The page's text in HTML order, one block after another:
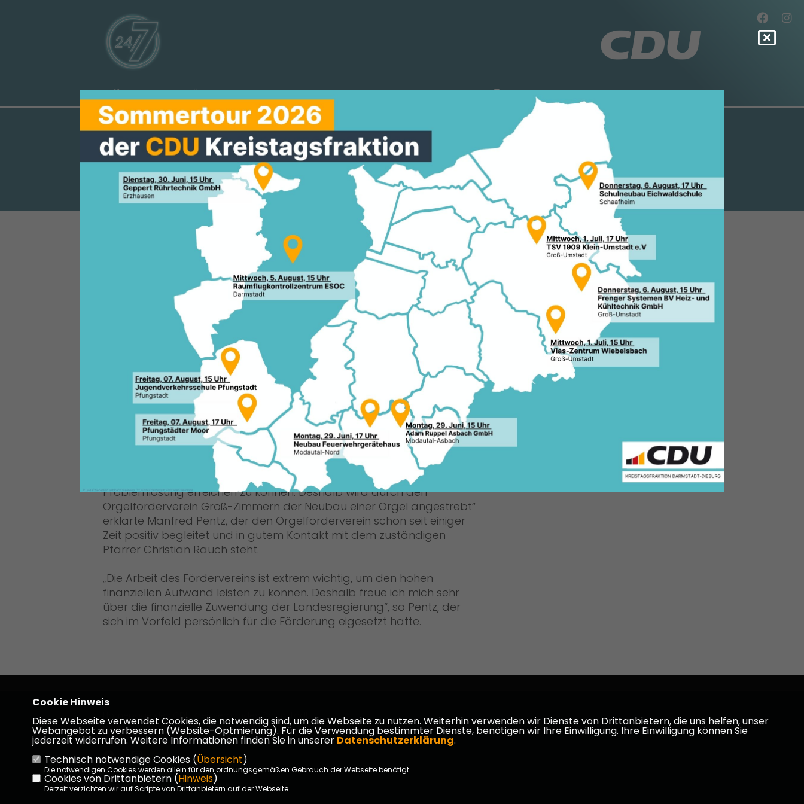
Aktuelles Über uns Vereinigungen Arbeitskreise Mitmachen
MANFRED PENTZ: "ORGELFÖRDERVEREIN ST.
BATHOLOMÄUS ERHÄLT 500 EURO"
Über eine Landeszuwendung in Höhe von 500 Euro zur allgemeinen
Vereinsförderung darf sich der Orgelförderverein St. Bartholomäus
e.V. in Groß-Zimmern freuen“, informierte jetzt der örtliche CDU-
Landtagsabgeordnete Manfred Pentz.
Die Orgel in der Pfarrgemeinde St.
Bartholomäus in Groß-Zimmern ist
durch Materialermüdung,
konzeptionelle und bauliche Mängel
bereits jetzt in Funktion und Klang
eingeschränkt. Es ist absehbar, dass
sich dieses Problem verschärfen wird,
dass künftig Ausfallerscheinungen
deutlicher und gravierender auftreten
werden, und dass die Orgel in einigen
Jahren nicht mehr benutzbar sein wird. „Reparaturmaßnahmen
würden hohe Kosten bedeuten, ohne damit eine dauerhafte
Problemlösung erreichen zu können. Deshalb wird durch den
Orgelförderverein Groß-Zimmern der Neubau einer Orgel angestrebt“
erklärte Manfred Pentz, der den Orgelförderverein schon seit einiger
Zeit positiv begleitet und in gutem Kontakt mit dem zuständigen
Pfarrer Christian Rauch steht.
Die Arbeit des Fördervereins ist extrem wichtig, um den hohen
finanziellen Aufwand leisten zu können. Deshalb freue ich mich sehr
über die finanzielle Zuwendung der Landesregierung“, so Pentz, der
sich im Vorfeld persönlich für die Förderung eigesetzt hatte.
10.10.2014, 09:16 Uhr
Homepage des CDU Kreisverbandes Darmstadt-
Dieburg
Impressum Datenschutz Kontakt
Cookie Hinweis
Diese Webseite verwendet Cookies, die notwendig sind, um die Webseite zu nutzen. Weiterhin verwenden wir Dienste von Drittanbietern, die uns helfen, unser
Webangebot zu verbessern (Website-Optmierung). Für die Verwendung bestimmter Dienste, benötigen wir Ihre Einwilligung. Ihre Einwilligung können Sie
jederzeit widerrufen. Weitere Informationen finden Sie in unserer Datenschutzerklärung.
Technisch notwendige Cookies (Übersicht)
Die notwendigen Cookies werden allein für den ordnungsgemäßen Gebrauch der Webseite benötigt.
Cookies von Drittanbietern (Hinweis)
Derzeit verzichten wir auf Scripte von Drittanbietern auf der Webseite.